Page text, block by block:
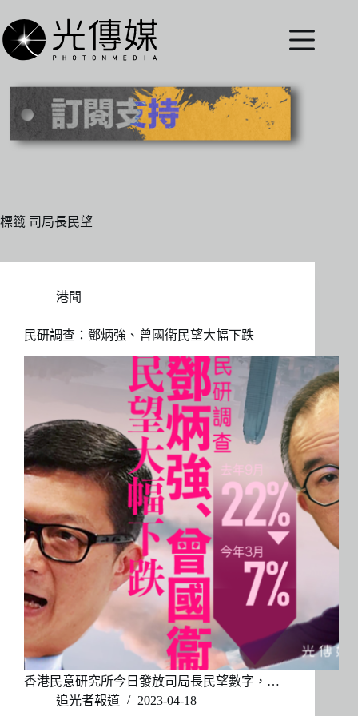
至
主
內
標籤 司局長民望
港聞
民研調查：鄧炳強、曾國衞民望大幅下跌
香港民意研究所今日發放司局長民望數字，…
追光者報道
2023-04-18